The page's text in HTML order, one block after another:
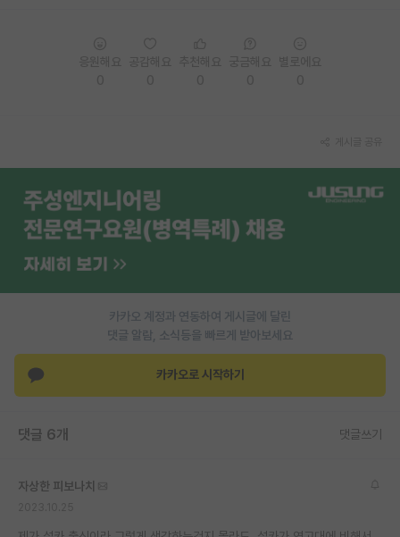
카카오 계정과 연동하여 게시글에 달린
댓글 알람, 소식등을 빠르게 받아보세요
카카오로 시작하기
댓글 6개 댓글쓰기
자상한 피보나치